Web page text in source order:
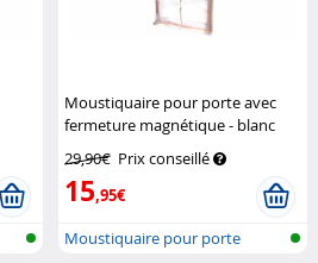
Moustiquaire pour porte avec
fermeture magnétique - blanc
29,90€ Prix conseillé
15,95€
Moustiquaire pour porte